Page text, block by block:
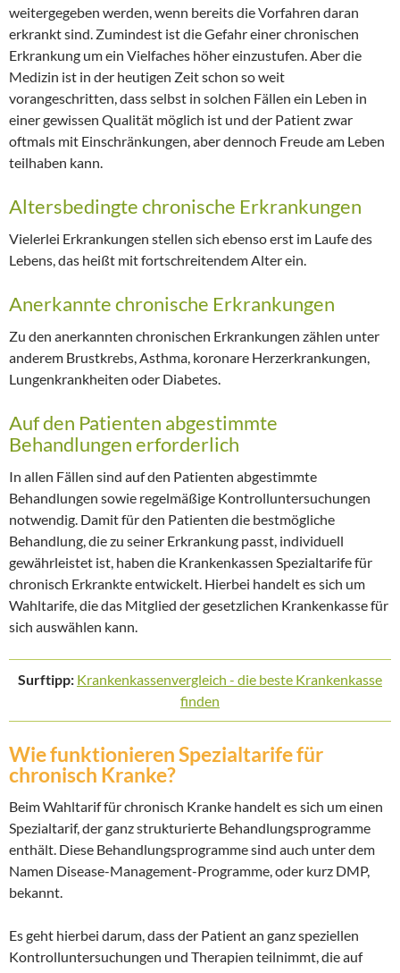
weitergegeben werden, wenn bereits die Vorfahren daran
erkrankt sind. Zumindest ist die Gefahr einer chronischen
Erkrankung um ein Vielfaches höher einzustufen. Aber die
Medizin ist in der heutigen Zeit schon so weit
vorangeschritten, dass selbst in solchen Fällen ein Leben in
einer gewissen Qualität möglich ist und der Patient zwar
oftmals mit Einschränkungen, aber dennoch Freude am Leben
teilhaben kann.
Altersbedingte chronische Erkrankungen
Vielerlei Erkrankungen stellen sich ebenso erst im Laufe des
Lebens, das heißt mit fortschreitendem Alter ein.
Anerkannte chronische Erkrankungen
Zu den anerkannten chronischen Erkrankungen zählen unter
anderem Brustkrebs, Asthma, koronare Herzerkrankungen,
Lungenkrankheiten oder Diabetes.
Auf den Patienten abgestimmte
Behandlungen erforderlich
In allen Fällen sind auf den Patienten abgestimmte
Behandlungen sowie regelmäßige Kontrolluntersuchungen
notwendig. Damit für den Patienten die bestmögliche
Behandlung, die zu seiner Erkrankung passt, individuell
gewährleistet ist, haben die Krankenkassen Spezialtarife für
chronisch Erkrankte entwickelt. Hierbei handelt es sich um
Wahltarife, die das Mitglied der gesetzlichen Krankenkasse für
sich auswählen kann.
Surftipp: Krankenkassenvergleich - die beste Krankenkasse
finden
Wie funktionieren Spezialtarife für
chronisch Kranke?
Beim Wahltarif für chronisch Kranke handelt es sich um einen
Spezialtarif, der ganz strukturierte Behandlungsprogramme
enthält. Diese Behandlungsprogramme sind auch unter dem
Namen Disease-Management-Programme, oder kurz DMP,
bekannt.
Es geht hierbei darum, dass der Patient an ganz speziellen
Kontrolluntersuchungen und Therapien teilnimmt, die auf